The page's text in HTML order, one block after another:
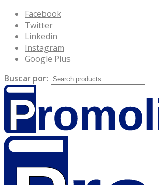
Facebook
Twitter
Linkedin
Instagram
Google Plus
Buscar por: